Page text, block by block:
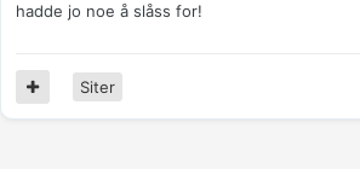
hadde jo noe å slåss for!
Siter